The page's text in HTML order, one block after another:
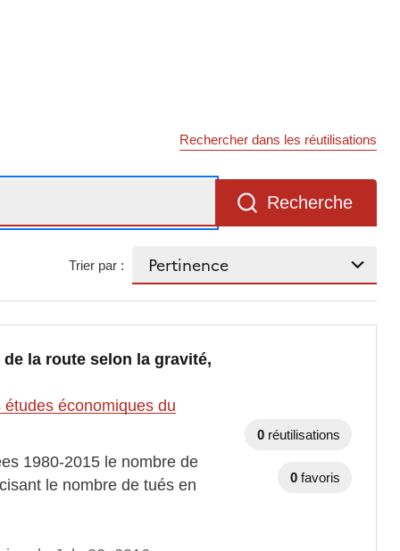
Rechercher dans les réutilisations
Recherche
Trier par :
la route selon la gravité,
économiques du
1980-2015 le nombre de
le nombre de tués en
0 réutilisations
0 favoris